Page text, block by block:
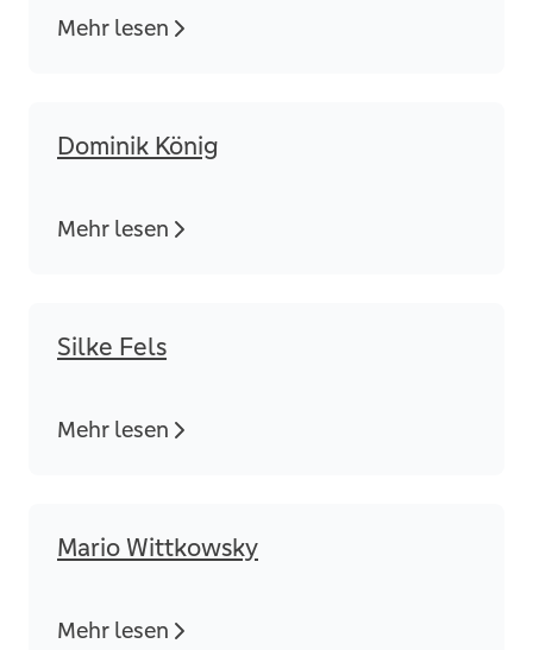
Mehr lesen
Dominik König
Mehr lesen
Silke Fels
Mehr lesen
Mario Wittkowsky
Mehr lesen